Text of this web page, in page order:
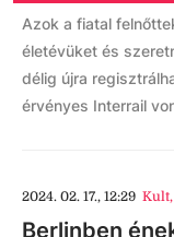
Azok a fiatal
életévüket és
délig újra
érvényes Interrail
2024. 02. 17., 12:29 Kult,
Berlinben